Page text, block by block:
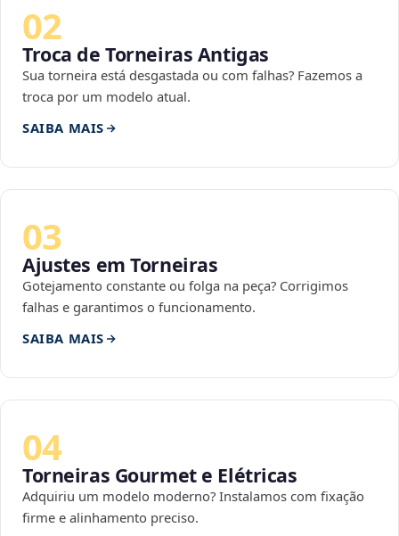
02
Troca de Torneiras Antigas
Sua torneira está desgastada ou com falhas? Fazemos a
troca por um modelo atual.
SAIBA MAIS
03
Ajustes em Torneiras
Gotejamento constante ou folga na peça? Corrigimos
falhas e garantimos o funcionamento.
SAIBA MAIS
04
Torneiras Gourmet e Elétricas
Adquiriu um modelo moderno? Instalamos com fixação
firme e alinhamento preciso.